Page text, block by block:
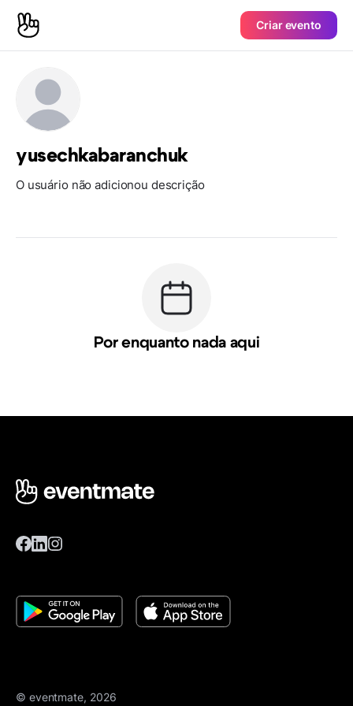
Criar evento
yusechkabaranchuk
O usuário não adicionou descrição
Por enquanto nada aqui
© eventmate, 2026